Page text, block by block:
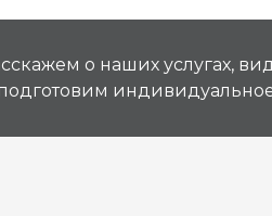
о наших услугах,